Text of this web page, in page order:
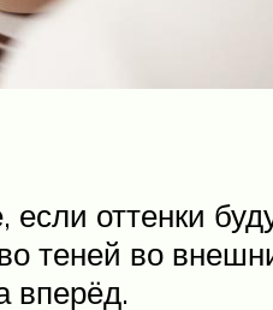
оттенки
теней во
вперёд.